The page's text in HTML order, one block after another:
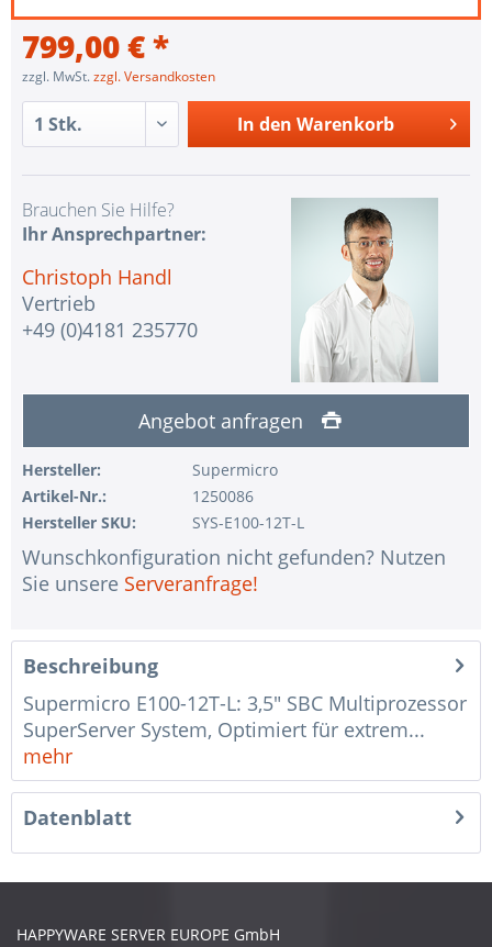
799,00 € *
zzgl. MwSt.zzgl. Versandkosten
In den Warenkorb
Brauchen Sie Hilfe?
Ihr Ansprechpartner:
Christoph Handl
Vertrieb
+49 (0)4181 235770
Angebot anfragen
Hersteller:
Supermicro
Artikel-Nr.:
1250086
Hersteller SKU:
SYS-E100-12T-L
Wunschkonfiguration nicht gefunden? Nutzen
Sie unsere Serveranfrage!
Beschreibung
Supermicro E100-12T-L: 3,5" SBC Multiprozessor
SuperServer System, Optimiert für extrem...
mehr
Datenblatt
HAPPYWARE SERVER EUROPE GmbH